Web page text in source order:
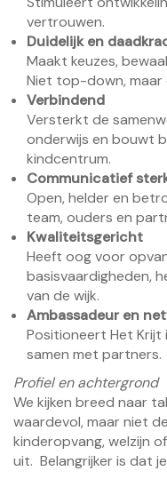
vertrouwen.
Duidelijk en
Maakt keuzes,
Niet top-down, maar
Verbindend
Versterkt de
onderwijs en bouwt
kindcentrum.
Communicatief
Open, helder en
team, ouders en
Kwaliteitsgericht
Heeft oog voor
basisvaardigheden,
van de wijk.
Ambassadeur en
Positioneert Het
samen met partners.
Profiel en achtergrond
We kijken breed naar
waardevol, maar niet
kinderopvang, welzijn
uit. Belangrijker is dat